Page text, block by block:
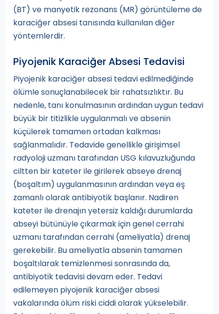
(BT) ve manyetik rezonans (MR) görüntüleme de
karaciğer absesi tanısında kullanılan diğer
yöntemlerdir.
Piyojenik Karaciğer Absesi Tedavisi
Piyojenik karaciğer absesi tedavi edilmediğinde
ölümle sonuçlanabilecek bir rahatsızlıktır. Bu
nedenle, tanı konulmasının ardından uygun tedavi
büyük bir titizlikle uygulanmalı ve absenin
küçülerek tamamen ortadan kalkması
sağlanmalıdır. Tedavide genellikle girişimsel
radyoloji uzmanı tarafından USG kılavuzluğunda
ciltten bir kateter ile girilerek abseye drenaj
(boşaltım) uygulanmasının ardından veya eş
zamanlı olarak antibiyotik başlanır. Nadiren
kateter ile drenajın yetersiz kaldığı durumlarda
abseyi bütünüyle çıkarmak için genel cerrahi
uzmanı tarafından cerrahi (ameliyatla) drenaj
gerekebilir. Bu ameliyatla absenin tamamen
boşaltılarak temizlenmesi sonrasında da,
antibiyotik tedavisi devam eder. Tedavi
edilemeyen piyojenik karaciğer absesi
vakalarında ölüm riski ciddi olarak yükselebilir.